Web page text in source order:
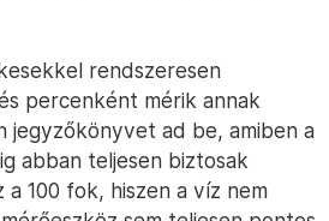
rendszeresen
percenként mérik annak
jegyzőkönyvet ad be, amiben a
abban teljesen biztosak
100 fok, hiszen a víz nem